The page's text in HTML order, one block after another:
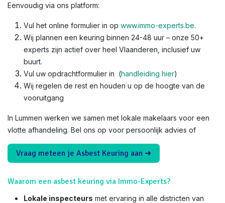
Eenvoudig via ons platform:
Vul het online formulier in op www.immo-experts.be.
Wij plannen een keuring binnen 24-48 uur – onze 50+
experts zijn actief over heel Vlaanderen, inclusief uw
buurt.
Vul uw opdrachtformulier in (handleiding hier)
Wij regelen de rest en houden u op de hoogte van de
vooruitgang
In Lummen werken we samen met lokale makelaars voor een
vlotte afhandeling. Bel ons op voor persoonlijk advies of
Vraag meteen je Asbest Keuring aan ➜
Waarom een asbest keuring via Immo-Experts?
Lokale inspecteurs met ervaring in alle districten van